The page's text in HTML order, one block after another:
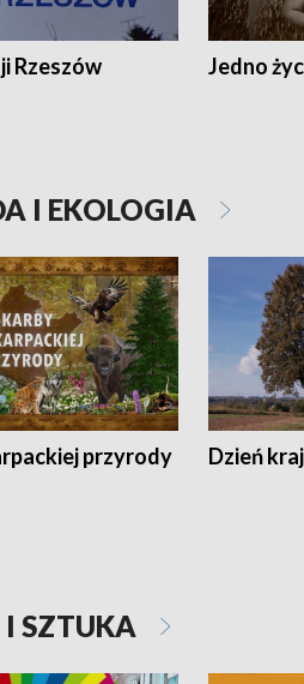
Rzeszów Jedno
I EKOLOGIA
przyrody Dzień
I SZTUKA